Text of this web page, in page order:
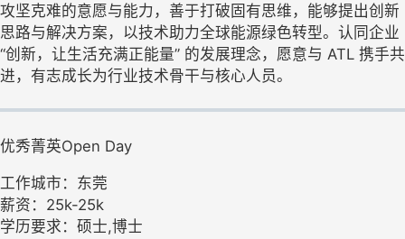
攻坚克难的意愿与能力，善于打破固有思维，能够提出创新
思路与解决方案，以技术助力全球能源绿色转型。认同企业
“创新，让生活充满正能量” 的发展理念，愿意与 ATL 携手共
进，有志成长为行业技术骨干与核心人员。
优秀菁英Open Day
工作城市：东莞
薪资：25k-25k
学历要求：硕士,博士